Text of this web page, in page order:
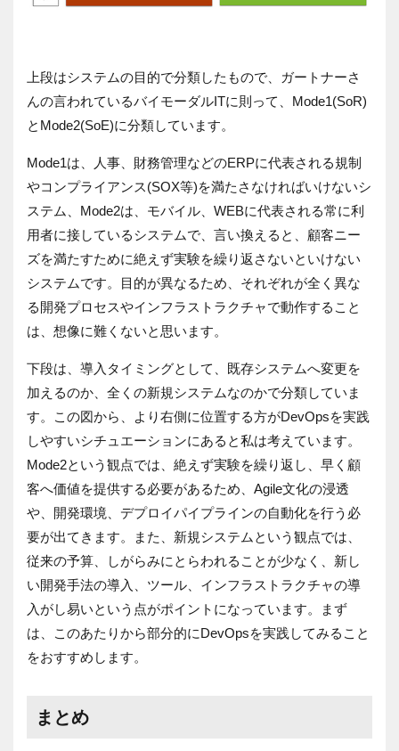
上段はシステムの目的で分類したもので、ガートナーさ
んの言われているバイモーダルITに則って、Mode1(SoR)
とMode2(SoE)に分類しています。
Mode1は、人事、財務管理などのERPに代表される規制
やコンプライアンス(SOX等)を満たさなければいけないシ
ステム、Mode2は、モバイル、WEBに代表される常に利
用者に接しているシステムで、言い換えると、顧客ニー
ズを満たすために絶えず実験を繰り返さないといけない
システムです。目的が異なるため、それぞれが全く異な
る開発プロセスやインフラストラクチャで動作すること
は、想像に難くないと思います。
下段は、導入タイミングとして、既存システムへ変更を
加えるのか、全くの新規システムなのかで分類していま
す。この図から、より右側に位置する方がDevOpsを実践
しやすいシチュエーションにあると私は考えています。
Mode2という観点では、絶えず実験を繰り返し、早く顧
客へ価値を提供する必要があるため、Agile文化の浸透
や、開発環境、デプロイパイプラインの自動化を行う必
要が出てきます。また、新規システムという観点では、
従来の予算、しがらみにとらわれることが少なく、新し
い開発手法の導入、ツール、インフラストラクチャの導
入がし易いという点がポイントになっています。まず
は、このあたりから部分的にDevOpsを実践してみること
をおすすめします。
まとめ